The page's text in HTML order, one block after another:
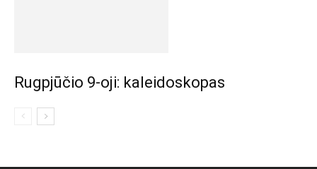
Rugpjūčio 9-oji: kaleidoskopas